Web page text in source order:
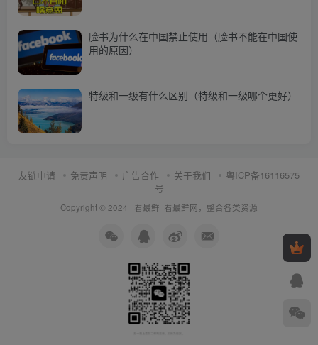
脸书为什么在中国禁止使用（脸书不能在中国使
用的原因）
特级和一级有什么区别（特级和一级哪个更好）
友链申请 免责声明 广告合作 关于我们
粤ICP备16116575
号
Copyright © 2024 · 看最鲜 ·看最鲜网，整合各类资源